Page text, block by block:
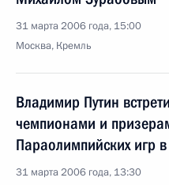
31 марта 2006 года, 15:00
Москва, Кремль
Владимир Путин
чемпионами и
Параолимпийских игр
31 марта 2006 года, 13:30